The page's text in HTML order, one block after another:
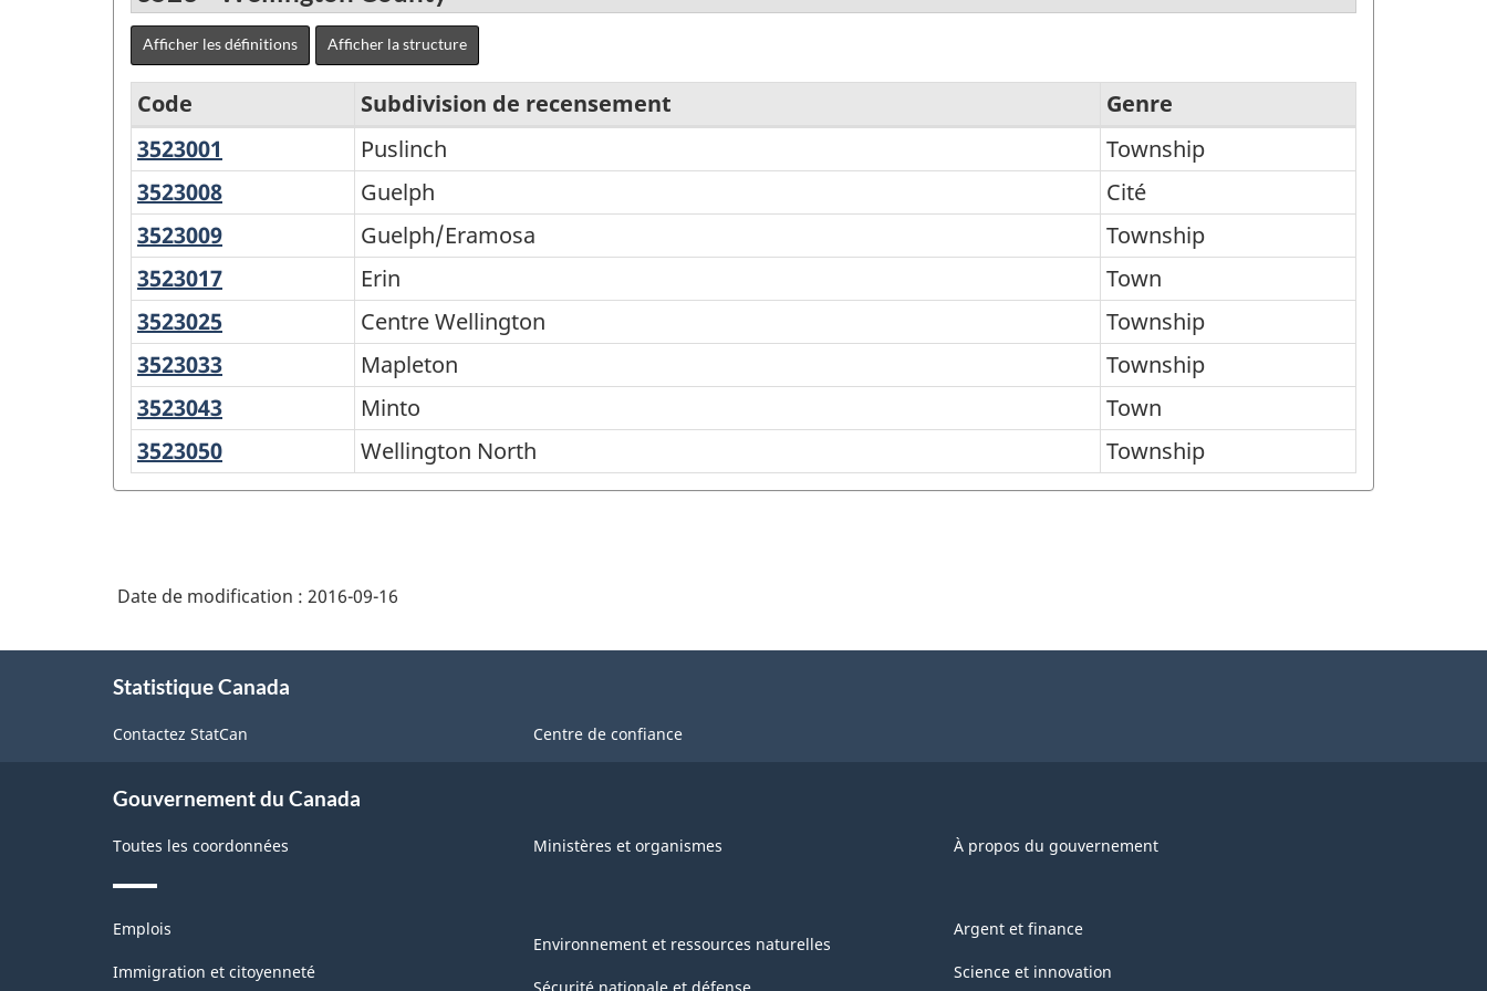
Afficher les définitions Afficher la structure
Régions
économiques
-
CGT
2001
-
Structure
de
la
classification
Code Subdivision de recensement
Genre
3523001
Puslinch
Township
3523008
Guelph
Cité
3523009 Guelph/EramosaGuelph/Eramosa
Township
3523017
Erin
Town
3523025
Wellington
Centre Wellington
Township
3523033
Mapleton
Township
3523043
Minto
Town
3523050
North
Wellington North Township
Date de modification : 2016-09-16
Statistique Canada
Contactez StatCan Centre de confiance
Gouvernement du Canada
Toutes les coordonnées Ministères et organismes À propos du gouvernement
Thèmes
sujets
Emplois
Immigration et citoyenneté
Environnement et ressources naturelles
Sécurité nationale et défense
Argent et finance
Science et innovation